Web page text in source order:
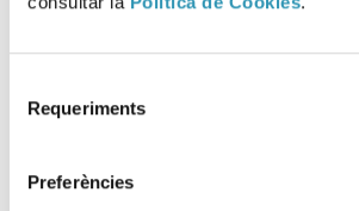
Requeriments
Preferències